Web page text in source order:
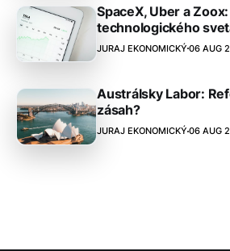
SpaceX, Uber a
technologického
JURAJ EKONOMICKÝ 06 AUG
Austrálsky Labor:
zásah?
JURAJ EKONOMICKÝ 06 AUG